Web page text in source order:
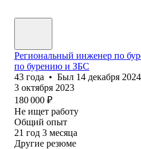
Региональный инженер по
по бурению и ЗБС
43 года • Был 14 декабря 2024
3 октября 2023
180 000 ₽
Не ищет работу
Общий опыт
21 год 3 месяца
Другие резюме